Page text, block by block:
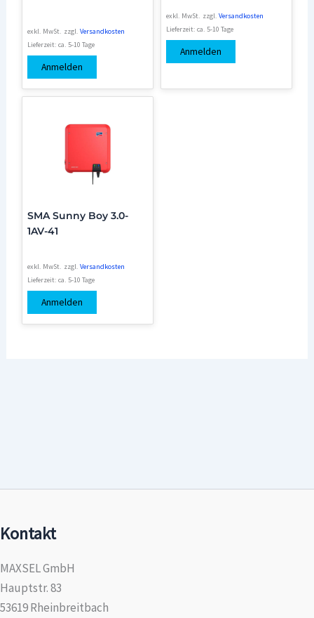
exkl. MwSt. zzgl.Versandkosten
Lieferzeit:ca. 5-10 Tage
Anmelden
exkl. MwSt. zzgl. Versandkosten
Lieferzeit: ca. 5-10 Tage
Anmelden
SMA Sunny Boy 3.0-
1AV-41
exkl. MwSt. zzgl.Versandkosten
Lieferzeit:ca. 5-10 Tage
Anmelden
Kontakt
MAXSEL GmbH
Hauptstr. 83
53619 Rheinbreitbach